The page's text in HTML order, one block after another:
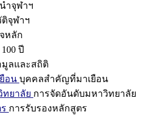
ำจุฬาฯ
ติจุฬาฯ
หลัก
ปี
ลและสถิติ
อน บุคคลสำคัญที่มาเยือน
ทยาลัย การจัดอันดับมหาวิทยาลัย
การรับรองหลักสูตร